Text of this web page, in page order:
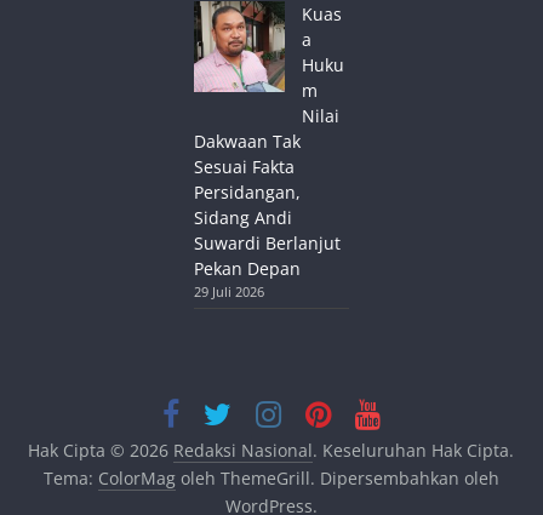
Kuas
a
Huku
m
Nilai
Dakwaan Tak
Sesuai Fakta
Persidangan,
Sidang Andi
Suwardi Berlanjut
Pekan Depan
29 Juli 2026
Hak Cipta © 2026 Redaksi Nasional. Keseluruhan Hak Cipta.
Tema: ColorMagoleh ThemeGrill. Dipersembahkan oleh
WordPress.